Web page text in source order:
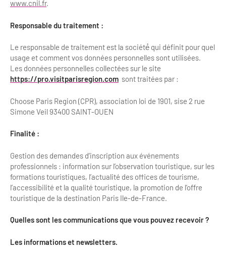
Bilan des actions de professionnalisation
Améliorer l’expérience de vos visiteurs
Besoins et attentes des visiteurs
Améliorer la qualité
Labels, Certifications et Normes
Accessibilité
Tourisme & Handicap
Se former et s'informer à l'Accessibilité
Nos publics en situation de handicap
Comment se rendre accessible?
Annuaire accessibilité
City Tours
Incentive et team building
Logistique
Guides et interprètes
Services, Wifi, cartes
Autocaristes/Transporteurs/transféristes
Destination Groupes
Inscription à la newsletter
www.cnil.fr.
Responsable du traitement :
Le responsable de traitement est la société́ qui définit pour quel
usage et comment vos données personnelles sont utilisées.
Les données personnelles collectées sur le site
https://pro.visitparisregion.com sont traitées par :
Choose Paris Region (CPR), association loi de 1901, sise 2 rue
Simone Veil 93400 SAINT-OUEN
Finalité :
Gestion des demandes d’inscription aux événements
professionnels : information sur l’observation touristique, sur les
formations touristiques, l’actualité des offices de tourisme,
l’accessibilité et la qualité touristique, la promotion de l’offre
touristique de la destination Paris Ile-de-France.
Quelles sont les communications que vous pouvez recevoir ?
Les informations et newsletters.